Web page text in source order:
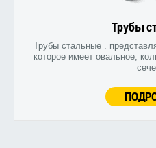
Трубы
Трубы стальные .
которое имеет овальное,